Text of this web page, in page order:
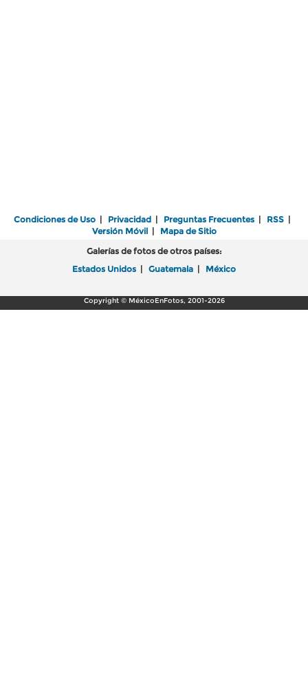
Condiciones de Uso | Privacidad | Preguntas Frecuentes | RSS |
Versión Móvil| Mapa de Sitio
Galerías de fotos de otros países:
Estados Unidos | Guatemala | México
Copyright © MéxicoEnFotos, 2001-2026